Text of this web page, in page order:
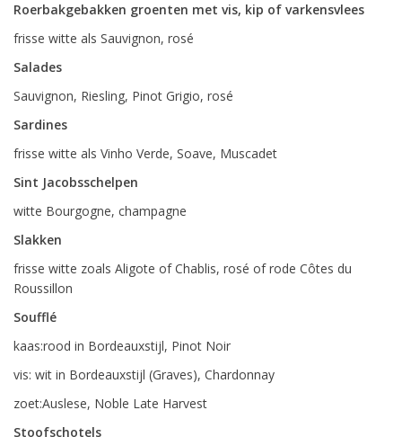
Roerbakgebakken groenten met vis, kip of varkensvlees
frisse witte als Sauvignon, rosé
Salades
Sauvignon, Riesling, Pinot Grigio, rosé
Sardines
frisse witte als Vinho Verde, Soave, Muscadet
Sint Jacobsschelpen
witte Bourgogne, champagne
Slakken
frisse witte zoals Aligote of Chablis, rosé of rode Côtes du
Roussillon
Soufflé
kaas:rood in Bordeauxstijl, Pinot Noir
vis: wit in Bordeauxstijl (Graves), Chardonnay
zoet:Auslese, Noble Late Harvest
Stoofschotels